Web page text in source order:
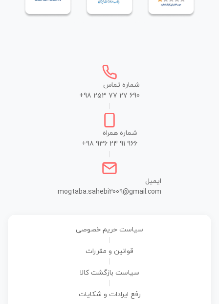
شماره تماس
+98 253 77 27 690
شماره همراه
+98 936 24 91 966
ایمیل
mogtaba.sahebi2009@gmail.com
سیاست حریم خصوصی
قوانین و مقررات
سیاست بازگشت کالا
رفع ایرادات و شکایات